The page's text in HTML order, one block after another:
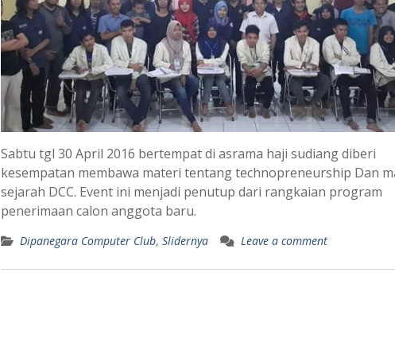
Sabtu tgl 30 April 2016 bertempat di asrama haji sudiang diberi
kesempatan membawa materi tentang technopreneurship Dan
sejarah DCC. Event ini menjadi penutup dari rangkaian program
penerimaan calon anggota baru.
Dipanegara Computer Club, Slidernya Leave a comment